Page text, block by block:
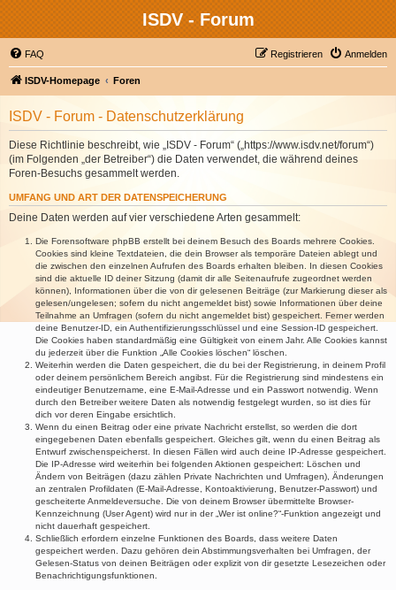
ISDV - Forum
FAQ Anmelden
Registrieren
ISDV-Homepage Foren
ISDV - Forum - Datenschutzerklärung
Diese Richtlinie beschreibt, wie „ISDV - Forum“ („https://www.isdv.net/forum“)
(im Folgenden „der Betreiber“) die Daten verwendet, die während deines
Foren-Besuchs gesammelt werden.
UMFANG UND ART DER DATENSPEICHERUNG
Deine Daten werden auf vier verschiedene Arten gesammelt:
Die Forensoftware phpBB erstellt bei deinem Besuch des Boards mehrere Cookies.
Cookies sind kleine Textdateien, die dein Browser als temporäre Dateien ablegt und
die zwischen den einzelnen Aufrufen des Boards erhalten bleiben. In diesen Cookies
sind die aktuelle ID deiner Sitzung (damit dir alle Seitenaufrufe zugeordnet werden
können), Informationen über die von dir gelesenen Beiträge (zur Markierung dieser als
gelesen/ungelesen; sofern du nicht angemeldet bist) sowie Informationen über deine
Teilnahme an Umfragen (sofern du nicht angemeldet bist) gespeichert. Ferner werden
deine Benutzer-ID, ein Authentifizierungsschlüssel und eine Session-ID gespeichert.
Die Cookies haben standardmäßig eine Gültigkeit von einem Jahr. Alle Cookies kannst
du jederzeit über die Funktion „Alle Cookies löschen“ löschen.
Weiterhin werden die Daten gespeichert, die du bei der Registrierung, in deinem Profil
oder deinem persönlichem Bereich angibst. Für die Registrierung sind mindestens ein
eindeutiger Benutzername, eine E-Mail-Adresse und ein Passwort notwendig. Wenn
durch den Betreiber weitere Daten als notwendig festgelegt wurden, so ist dies für
dich vor deren Eingabe ersichtlich.
Wenn du einen Beitrag oder eine private Nachricht erstellst, so werden die dort
eingegebenen Daten ebenfalls gespeichert. Gleiches gilt, wenn du einen Beitrag als
Entwurf zwischenspeicherst. In diesen Fällen wird auch deine IP-Adresse gespeichert.
Die IP-Adresse wird weiterhin bei folgenden Aktionen gespeichert: Löschen und
Ändern von Beiträgen (dazu zählen Private Nachrichten und Umfragen), Änderungen
an zentralen Profildaten (E-Mail-Adresse, Kontoaktivierung, Benutzer-Passwort) und
gescheiterte Anmeldeversuche. Die von deinem Browser übermittelte Browser-
Kennzeichnung (User Agent) wird nur in der „Wer ist online?“-Funktion angezeigt und
nicht dauerhaft gespeichert.
Schließlich erfordern einzelne Funktionen des Boards, dass weitere Daten
gespeichert werden. Dazu gehören dein Abstimmungsverhalten bei Umfragen, der
Gelesen-Status von deinen Beiträgen oder explizit von dir gesetzte Lesezeichen oder
Benachrichtigungsfunktionen.